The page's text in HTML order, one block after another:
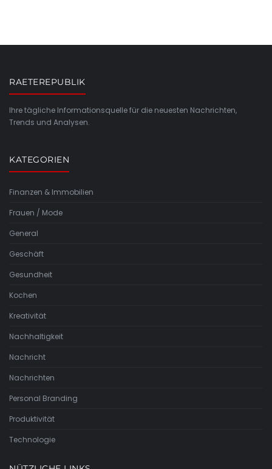
RAETEREPUBLIK
Ihre tägliche Informationsquelle für die neuesten Nachrichten,
Trends und Analysen.
KATEGORIEN
Finanzen & Immobilien
Frauen / Mode
General
Geschäft
Gesundheit
Kochen
Kreativität
Nachhaltigkeit
Nachricht
Nachrichten
Personal Branding
Produktivität
Technologie